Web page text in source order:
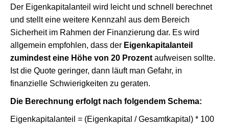
Der Eigenkapitalanteil wird leicht und schnell berechnet
und stellt eine weitere Kennzahl aus dem Bereich
Sicherheit im Rahmen der Finanzierung dar. Es wird
allgemein empfohlen, dass der Eigenkapitalanteil
zumindest eine Höhe von 20 Prozent aufweisen sollte.
Ist die Quote geringer, dann läuft man Gefahr, in
finanzielle Schwierigkeiten zu geraten.
Die Berechnung erfolgt nach folgendem Schema:
Eigenkapitalanteil = (Eigenkapital / Gesamtkapital) * 100